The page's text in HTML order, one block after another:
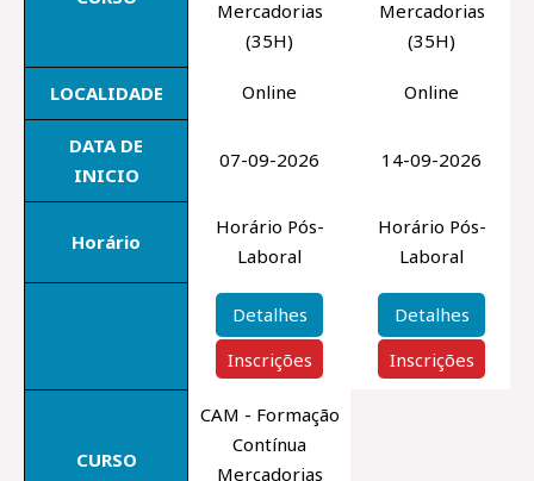
Mercadorias
(35H)
Mercadorias
(35H)
LOCALIDADE Online Online
DATA DE
INICIO
07-09-2026 14-09-2026
Horário
Horário Pós-
Laboral
Horário Pós-
Laboral
Detalhes
Inscrições
Detalhes
Inscrições
CURSO
CAM - Formação
Contínua
Mercadorias